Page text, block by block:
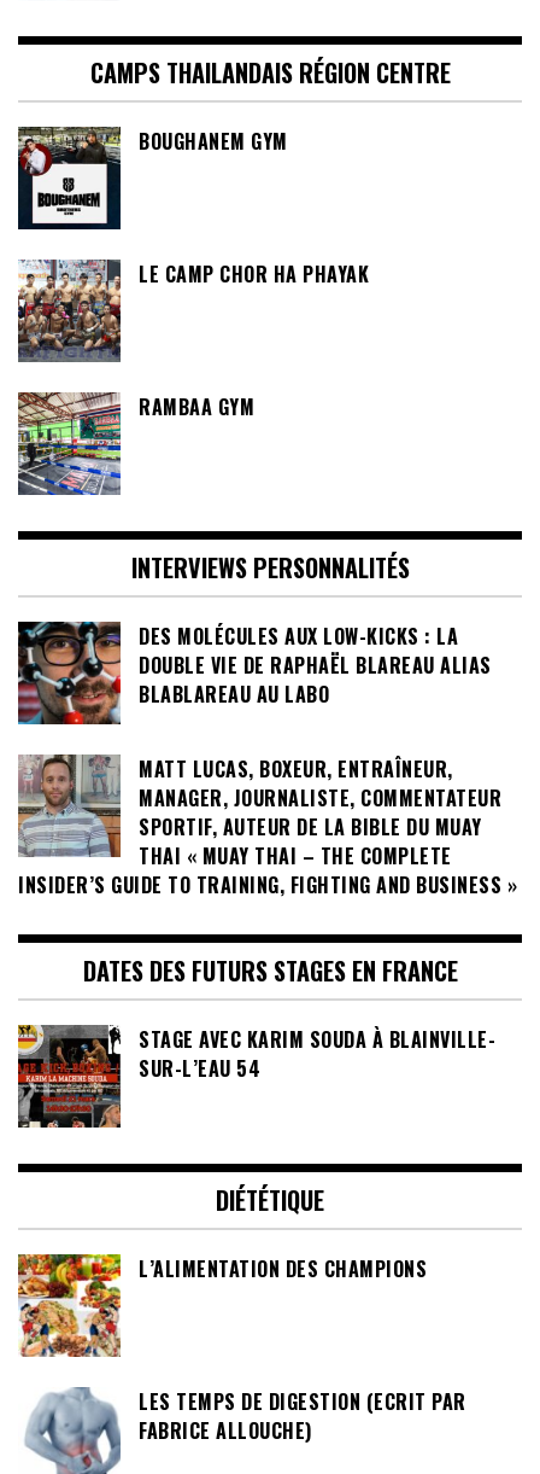
CAMPS THAILANDAIS RÉGION CENTRE
BOUGHANEM GYM
LE CAMP CHOR HA PHAYAK
RAMBAA GYM
INTERVIEWS PERSONNALITÉS
DES MOLÉCULES AUX LOW-KICKS : LA
DOUBLE VIE DE RAPHAËL BLAREAU ALIAS
BLABLAREAU AU LABO
MATT LUCAS, BOXEUR, ENTRAÎNEUR,
MANAGER, JOURNALISTE, COMMENTATEUR
SPORTIF, AUTEUR DE LA BIBLE DU MUAY
THAI « MUAY THAI – THE COMPLETE
INSIDER’S GUIDE TO TRAINING, FIGHTING AND BUSINESS »
DATES DES FUTURS STAGES EN FRANCE
STAGE AVEC KARIM SOUDA À BLAINVILLE-
SUR-L’EAU 54
DIÉTÉTIQUE
L’ALIMENTATION DES CHAMPIONS
LES TEMPS DE DIGESTION (ECRIT PAR
FABRICE ALLOUCHE)